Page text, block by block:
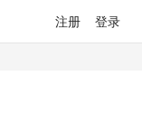
注册 登录